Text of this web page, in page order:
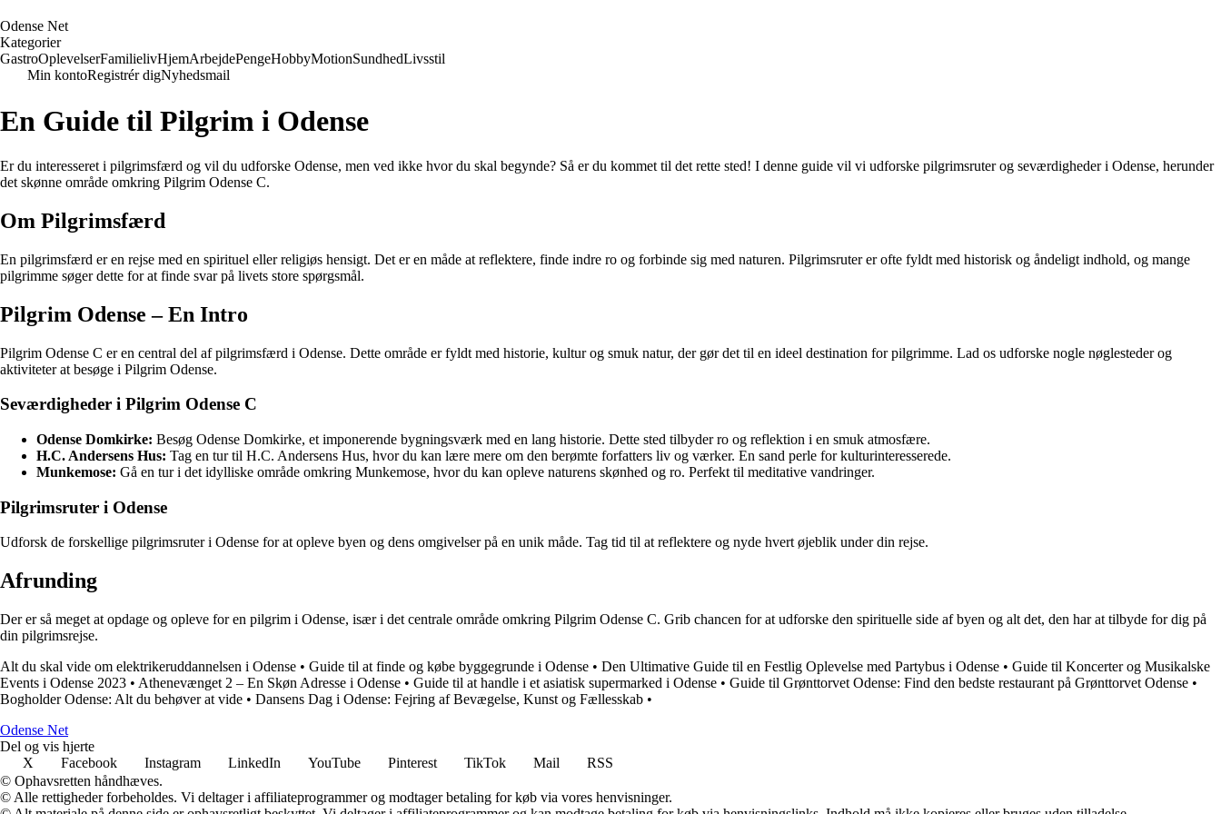
Odense Net
Kategorier
GastroOplevelserFamilielivHjemArbejdePengeHobbyMotionSundhedLivsstil
Min kontoRegistrér digNyhedsmail
En Guide til Pilgrim i Odense
Er du interesseret i pilgrimsfærd og vil du udforske Odense, men ved ikke hvor du skal begynde? Så er du kommet til det rette sted! I denne guide vil vi udforske pilgrimsruter og seværdigheder i Odense, herunder
det skønne område omkring Pilgrim Odense C.
Om Pilgrimsfærd
En pilgrimsfærd er en rejse med en spirituel eller religiøs hensigt. Det er en måde at reflektere, finde indre ro og forbinde sig med naturen. Pilgrimsruter er ofte fyldt med historisk og åndeligt indhold, og mange
pilgrimme søger dette for at finde svar på livets store spørgsmål.
Pilgrim Odense – En Intro
Pilgrim Odense C er en central del af pilgrimsfærd i Odense. Dette område er fyldt med historie, kultur og smuk natur, der gør det til en ideel destination for pilgrimme. Lad os udforske nogle nøglesteder og
aktiviteter at besøge i Pilgrim Odense.
Seværdigheder i Pilgrim Odense C
Odense Domkirke: Besøg Odense Domkirke, et imponerende bygningsværk med en lang historie. Dette sted tilbyder ro og reflektion i en smuk atmosfære.
H.C. Andersens Hus: Tag en tur til H.C. Andersens Hus, hvor du kan lære mere om den berømte forfatters liv og værker. En sand perle for kulturinteresserede.
Munkemose: Gå en tur i det idylliske område omkring Munkemose, hvor du kan opleve naturens skønhed og ro. Perfekt til meditative vandringer.
Pilgrimsruter i Odense
Udforsk de forskellige pilgrimsruter i Odense for at opleve byen og dens omgivelser på en unik måde. Tag tid til at reflektere og nyde hvert øjeblik under din rejse.
Afrunding
Der er så meget at opdage og opleve for en pilgrim i Odense, især i det centrale område omkring Pilgrim Odense C. Grib chancen for at udforske den spirituelle side af byen og alt det, den har at tilbyde for dig på
din pilgrimsrejse.
Alt du skal vide om elektrikeruddannelsen i Odense • Guide til at finde og købe byggegrunde i Odense • Den Ultimative Guide til en Festlig Oplevelse med Partybus i Odense • Guide til Koncerter og Musikalske
Events i Odense 2023 • Athenevænget 2 – En Skøn Adresse i Odense • Guide til at handle i et asiatisk supermarked i Odense • Guide til Grønttorvet Odense: Find den bedste restaurant på Grønttorvet Odense •
Bogholder Odense: Alt du behøver at vide • Dansens Dag i Odense: Fejring af Bevægelse, Kunst og Fællesskab •
Odense Net
Del og vis hjerte
X
Facebook Instagram LinkedIn YouTube Pinterest TikTok Mail
RSS
© Ophavsretten håndhæves.
© Alle rettigheder forbeholdes. Vi deltager i affiliateprogrammer og modtager betaling for køb via vores henvisninger.